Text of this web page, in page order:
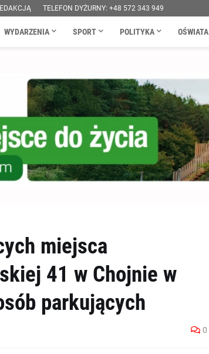
TELEFON DYŻURNY: +48 572 343 949
WYDARZENIA SPORT POLITYKA OŚWIATA
miejsca
41 w Chojnie w
parkujących
0